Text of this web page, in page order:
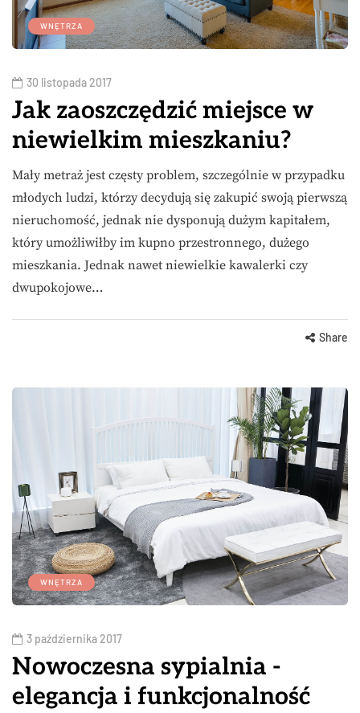
WNĘTRZA
30 listopada 2017
Jak zaoszczędzić miejsce w
niewielkim mieszkaniu?
Mały metraż jest częsty problem, szczególnie w przypadku
młodych ludzi, którzy decydują się zakupić swoją pierwszą
nieruchomość, jednak nie dysponują dużym kapitałem,
który umożliwiłby im kupno przestronnego, dużego
mieszkania. Jednak nawet niewielkie kawalerki czy
dwupokojowe…
Share
WNĘTRZA
3 października 2017
Nowoczesna sypialnia -
elegancja i funkcjonalność